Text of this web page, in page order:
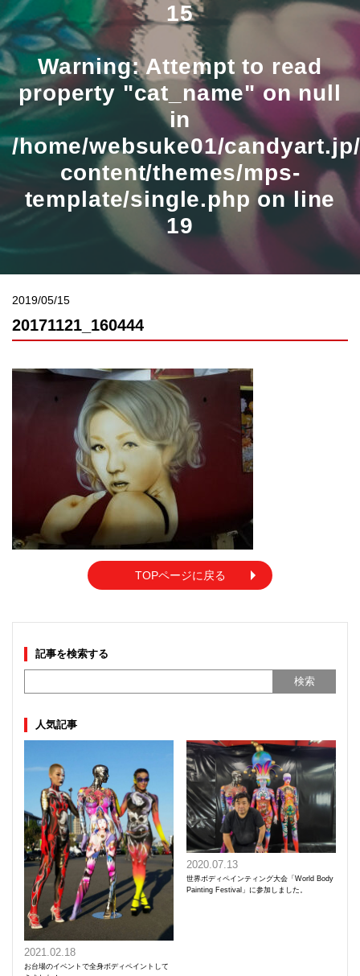
15
Warning: Attempt to read
property "cat_name" on null
in
/home/websuke01/
content/themes/mps-
template/single.php on line
19
2019/05/15
20171121_160444
TOPページに戻る
記事を検索する
人気記事
2021.02.18
お台場のイベントで全身ボディペイントして
2020.07.13
世界ボディペインティング大会「World Body
Painting Festival」に参加しました。